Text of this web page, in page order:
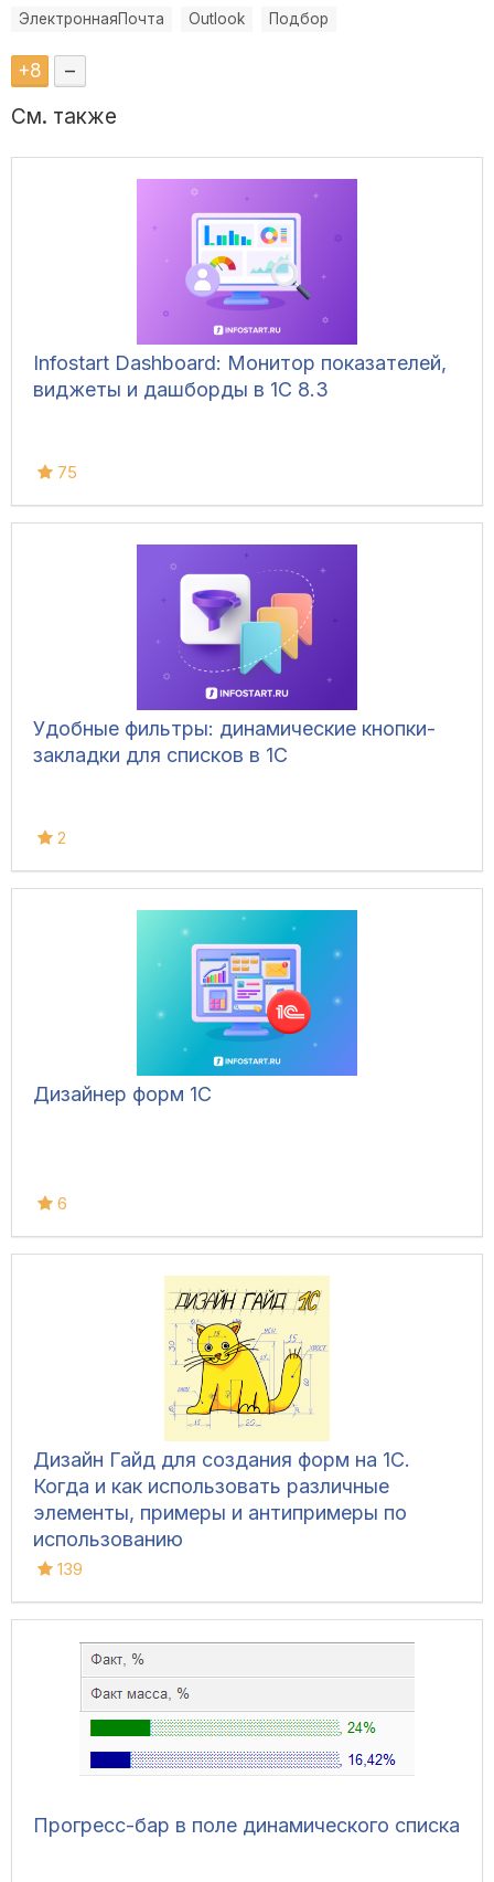
ЭлектроннаяПочта Outlook Подбор
+8 –
См. также
Infostart Dashboard: Монитор показателей,
виджеты и дашборды в 1С 8.3
75
Удобные фильтры: динамические кнопки-
закладки для списков в 1С
2
Дизайнер форм 1С
6
Дизайн Гайд для создания форм на 1С.
Когда и как использовать различные
элементы, примеры и антипримеры по
использованию
139
Прогресс-бар в поле динамического списка